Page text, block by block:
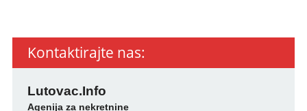
Kontaktirajte nas:
Lutovac.Info
Agenija za nekretnine